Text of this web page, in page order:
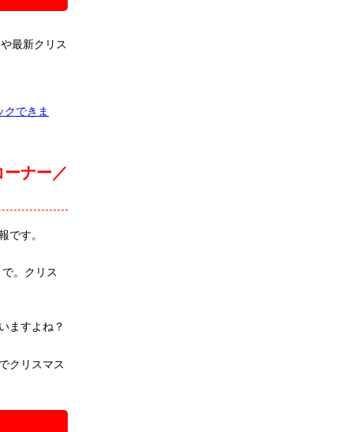
最新クリス
クできま
ナー／
です。
。クリス
ますよね？
クリスマス